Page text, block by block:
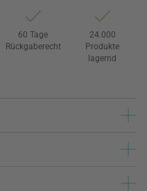
60 Tage
Rückgaberecht
24.000
Produkte
lagernd